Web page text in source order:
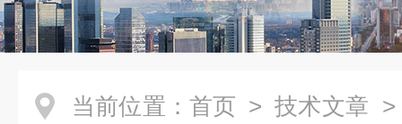
当前位置： 首页 > 技术文章 >